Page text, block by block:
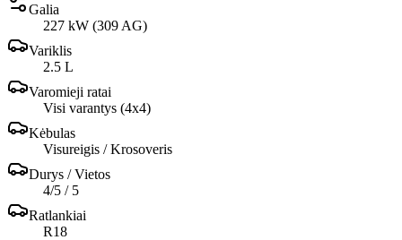
Galia
227 kW (309 AG)
Variklis
2.5 L
Varomieji ratai
Visi varantys (4х4)
Kėbulas
Visureigis / Krosoveris
Durys / Vietos
4/5 / 5
Ratlankiai
R18